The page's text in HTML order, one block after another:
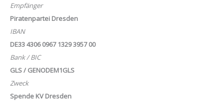
Empfänger
Piratenpartei Dresden
IBAN
DE33 4306 0967 1329 3957 00
Bank / BIC
GLS / GENODEM1GLS
Zweck
Spende KV Dresden